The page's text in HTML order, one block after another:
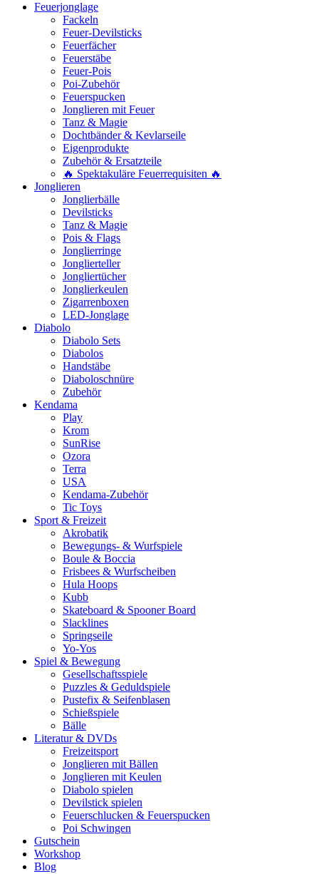
Feuerjonglage
Fackeln
Feuer-Devilsticks
Feuerfächer
Feuerstäbe
Feuer-Pois
Poi-Zubehör
Feuerspucken
Jonglieren mit Feuer
Tanz & Magie
Dochtbänder & Kevlarseile
Eigenprodukte
Zubehör & Ersatzteile
🔥 Spektakuläre Feuerrequisiten 🔥
Jonglieren
Jonglierbälle
Devilsticks
Tanz & Magie
Pois & Flags
Jonglierringe
Jonglierteller
Jongliertücher
Jonglierkeulen
Zigarrenboxen
LED-Jonglage
Diabolo
Diabolo Sets
Diabolos
Handstäbe
Diaboloschnüre
Zubehör
Kendama
Play
Krom
SunRise
Ozora
Terra
USA
Kendama-Zubehör
Tic Toys
Sport & Freizeit
Akrobatik
Bewegungs- & Wurfspiele
Boule & Boccia
Frisbees & Wurfscheiben
Hula Hoops
Kubb
Skateboard & Spooner Board
Slacklines
Springseile
Yo-Yos
Spiel & Bewegung
Gesellschaftsspiele
Puzzles & Geduldspiele
Pustefix & Seifenblasen
Schießspiele
Bälle
Literatur & DVDs
Freizeitsport
Jonglieren mit Bällen
Jonglieren mit Keulen
Diabolo spielen
Devilstick spielen
Feuerschlucken & Feuerspucken
Poi Schwingen
Gutschein
Workshop
Blog